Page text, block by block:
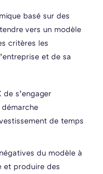
basé sur des
vers un modèle
critères les
et de sa
de s’engager
de temps
du modèle à
et produire des